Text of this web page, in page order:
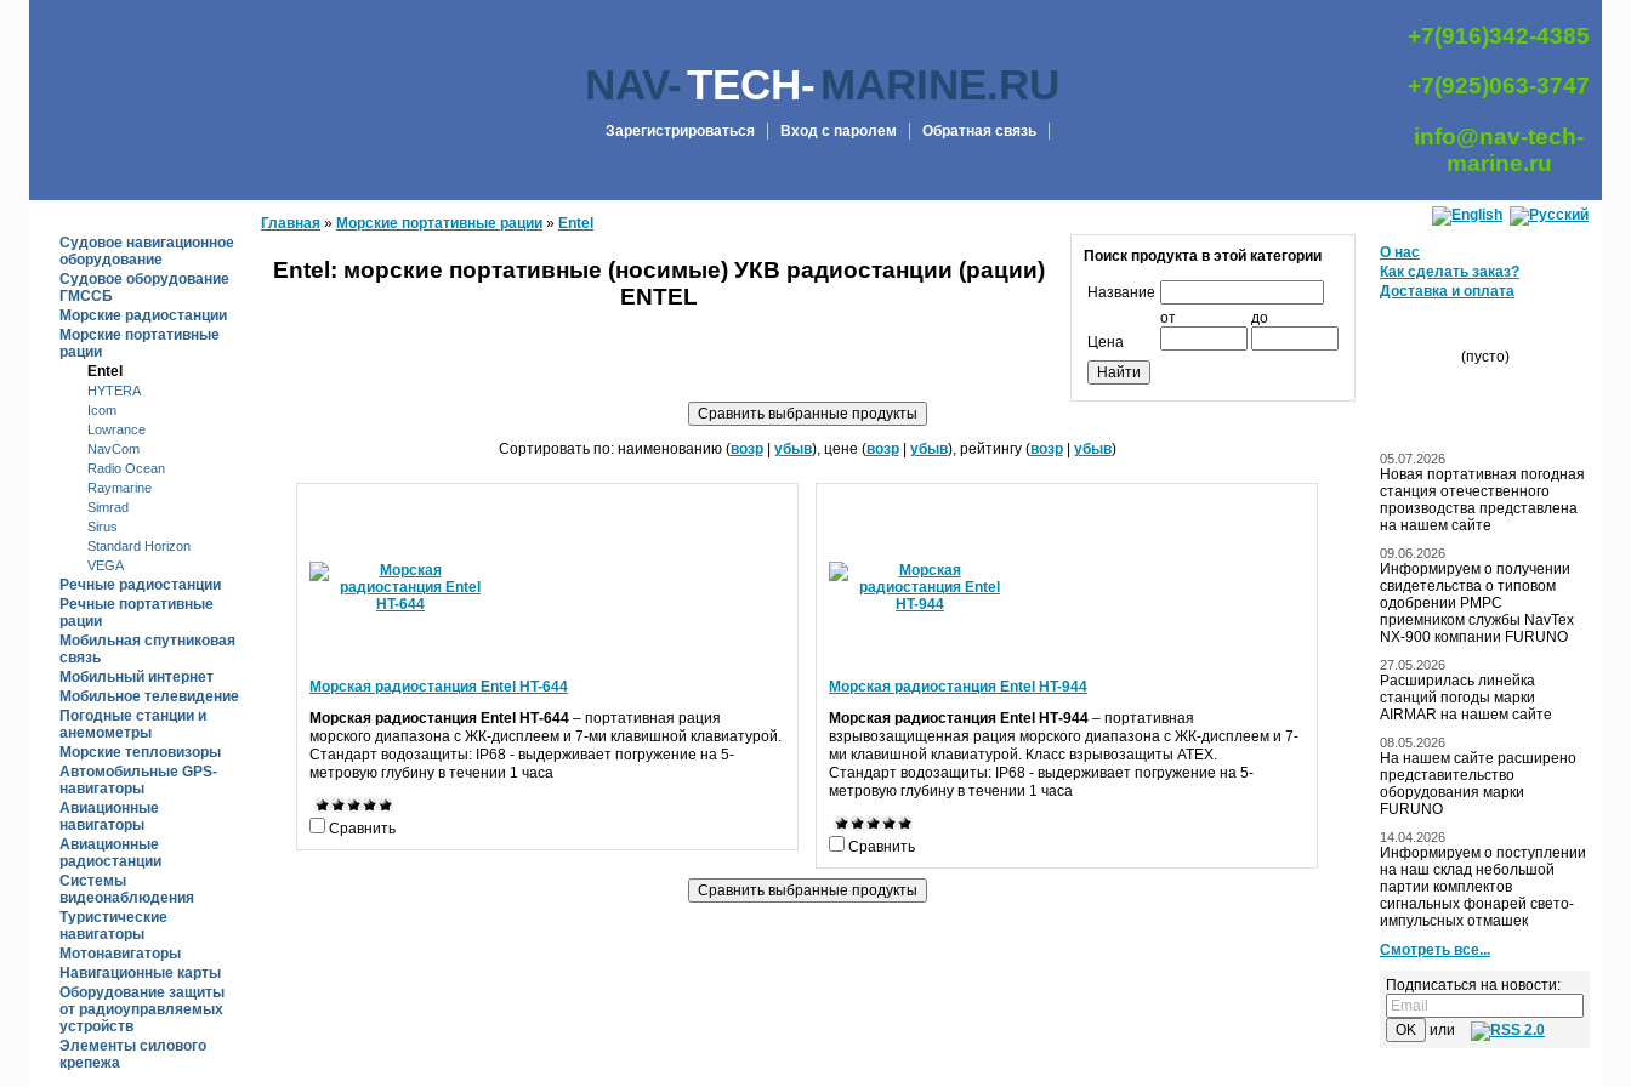
NAV-TECH-MARINE.RU
Зарегистрироваться Вход с паролем Обратная связь
+7(916)342-4385
+7(925)063-3747
info@nav-tech-
marine.ru
Судовое навигационное
оборудование
Судовое оборудование
ГМССБ
Морские радиостанции
Морские портативные
рации
Entel
HYTERA
Icom
Lowrance
NavCom
Radio Ocean
Raymarine
Simrad
Sirus
Standard Horizon
VEGA
Речные радиостанц­ии
Речные портативные
рации
Мобильная спутниковая
связь
Мобильный интернет
Мобильное телевидение
Погодные станции и
анемометры
Морские тепловизоры
Автомобильные GPS-
навигаторы
Авиационные
навигаторы
Авиационные
радиостанции
Системы
видеонаблюдения
Туристические
навигаторы
Мотонавигаторы
Навигационные карты
Оборудование защиты
от радиоуправляемых
устройств
Элементы силового
крепежа
Главная » Морские портативные рации » Entel
Поиск продукта в этой категории
Название
Цена
от до
Entel: морские портативные (носимые) УКВ радиостанции (рации)
ENTEL
Сортировать по: наименованию (возр| убыв), цене (возр| убыв), рейтингу (возр| убыв)
Морская радиостанция Entel HT-644
Морская радиостанция Entel HT-644 – портативная рация
морского диапазона с ЖК-дисплеем и 7-ми клавишной клавиатурой.
Стандарт водозащиты: IP68 - выдерживает погружение на 5-
метровую глубину в течении 1 часа
Сравнить
Морская радиостанция Entel HT-944
Морская радиостанция Entel HT-944 – портативная
взрывозащищенная рация морского диапазона с ЖК-дисплеем и 7-
ми клавишной клавиатурой. Класс взрывозащиты ATEX.
Стандарт водозащиты: IP68 - выдерживает погружение на 5-
метровую глубину в течении 1 часа
Сравнить
О нас
Как сделать заказ?
Доставка и оплата
(пусто)
05.07.2026
Новая портативная погодная
станция отечественного
производства представлена
на нашем сайте
09.06.2026
Информируем о получении
свидетельства о типовом
одобрении РМРС
приемником службы NavTex
NX-900 компании FURUNO
27.05.2026
Расширилась линейка
станций погоды марки
AIRMAR на нашем сайте
08.05.2026
На нашем сайте расширено
представительство
оборудования марки
FURUNO
14.04.2026
Информируем о поступлении
на наш склад небольшой
партии комплектов
сигнальных фонарей свето-
импульсных отмашек
Смотреть все...
Подписаться на новости:
или